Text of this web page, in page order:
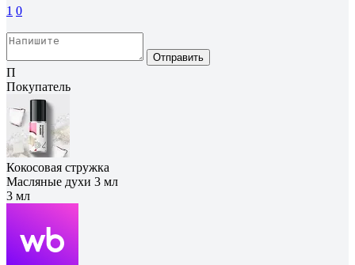
1 0
Отправить
П
Покупатель
Кокосовая стружка
Масляные духи 3 мл
3 мл